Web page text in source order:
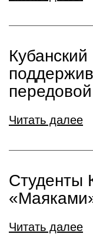
передовой
Читать далее
Студенты
Читать далее